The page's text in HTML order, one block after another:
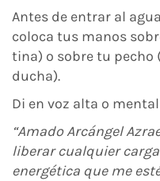
Antes de entrar al
coloca tus manos
tina) o sobre tu pecho
ducha).
Di en voz alta o
“Amado Arcángel
liberar cualquier
energética que me